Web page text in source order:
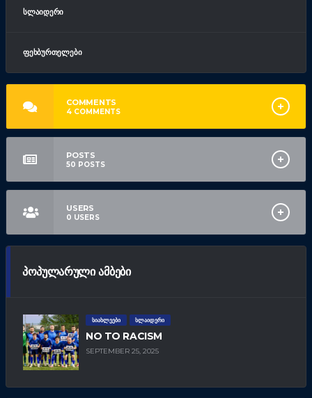
ᲡᲚᲐᲘᲓᲔᲠᲘ
ᲤᲔᲮᲑᲣᲠᲗᲔᲚᲔᲑᲘ
COMMENTS
4 COMMENTS
POSTS
50 POSTS
USERS
0 USERS
ᲞᲝᲞᲣᲚᲐᲠᲣᲚᲘ ᲐᲛᲑᲔᲑᲘ
ᲡᲘᲐᲮᲚᲔᲔᲑᲘ ᲡᲚᲐᲘᲓᲔᲠᲘ
NO TO RACISM
SEPTEMBER 25, 2025